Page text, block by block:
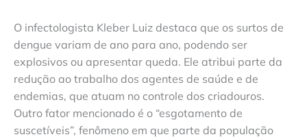
O infectologista Kleber Luiz destaca que os surtos de
dengue variam de ano para ano, podendo ser
explosivos ou apresentar queda. Ele atribui parte da
redução ao trabalho dos agentes de saúde e de
endemias, que atuam no controle dos criadouros.
Outro fator mencionado é o “esgotamento de
suscetíveis”, fenômeno em que parte da população